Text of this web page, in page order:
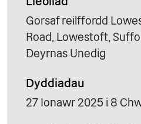
Gorsaf reilffordd
Road, Lowestoft,
Deyrnas Unedig
Dyddiadau
27 Ionawr 2025 i 8